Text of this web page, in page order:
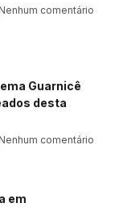
Nenhum comentário
Guarnicê
desta
Nenhum comentário
em